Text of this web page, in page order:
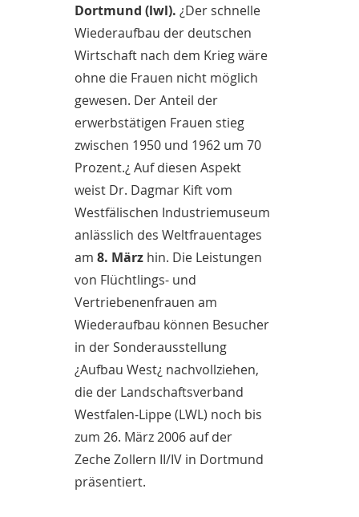
Dortmund (lwl). ¿Der schnelle
Wiederaufbau der deutschen
Wirtschaft nach dem Krieg wäre
ohne die Frauen nicht möglich
gewesen. Der Anteil der
erwerbstätigen Frauen stieg
zwischen 1950 und 1962 um 70
Prozent.¿ Auf diesen Aspekt
weist Dr. Dagmar Kift vom
Westfälischen Industriemuseum
anlässlich des Weltfrauentages
am 8. März hin. Die Leistungen
von Flüchtlings- und
Vertriebenenfrauen am
Wiederaufbau können Besucher
in der Sonderausstellung
¿Aufbau West¿ nachvollziehen,
die der Landschaftsverband
Westfalen-Lippe (LWL) noch bis
zum 26. März 2006 auf der
Zeche Zollern II/IV in Dortmund
präsentiert.